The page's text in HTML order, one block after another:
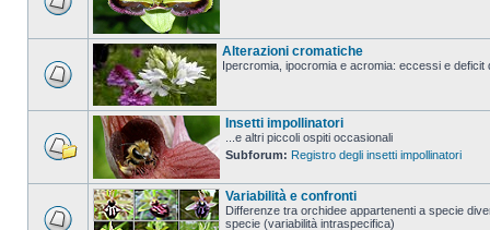
Alterazioni cromatiche
Ipercromia, ipocromia e acromia: eccessi e deficit
Insetti impollinatori
...e altri piccoli ospiti occasionali
Subforum: Registro degli insetti impollinatori
Variabilità e confronti
Differenze tra orchidee appartenenti a specie
specie (variabilità intraspecifica)